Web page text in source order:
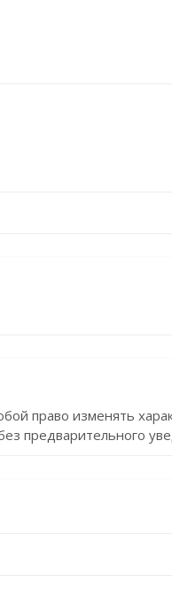
право изменять
предварительного